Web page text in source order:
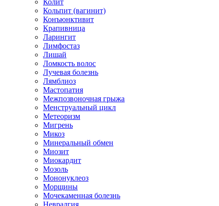
Кольпит (вагинит)
Конъюнктивит
Крапивница
Ларингит
Лимфостаз
Лишай
Ломкость волос
Лучевая болезнь
Лямблиоз
Мастопатия
Межпозвоночная грыжа
Менструальный цикл
Метеоризм
Мигрень
Микоз
Минеральный обмен
Миозит
Миокардит
Мозоль
Мононуклеоз
Морщины
Мочекаменная болезнь
Невралгия